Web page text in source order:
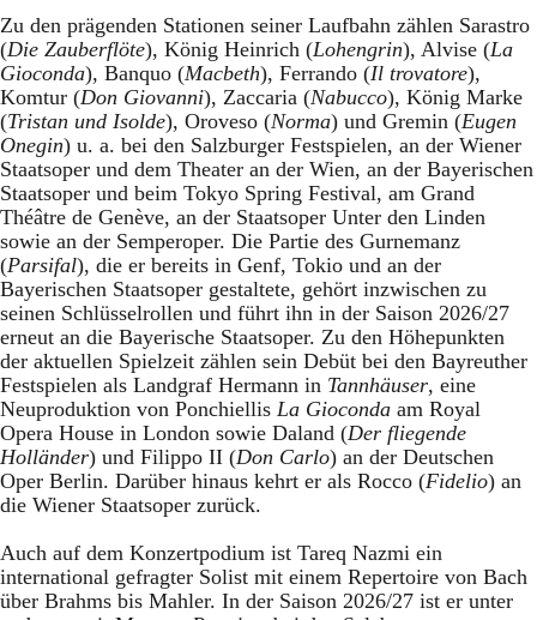
Zu den prägenden Stationen seiner Laufbahn zählen Sarastro
(Die Zauberflöte), König Heinrich (Lohengrin), Alvise (La
Gioconda), Banquo (Macbeth), Ferrando (Il trovatore),
Komtur (Don Giovanni), Zaccaria (Nabucco), König Marke
(Tristan und Isolde), Oroveso (Norma) und Gremin (Eugen
Onegin) u. a. bei den Salzburger Festspielen, an der Wiener
Staatsoper und dem Theater an der Wien, an der Bayerischen
Staatsoper und beim Tokyo Spring Festival, am Grand
Théâtre de Genève, an der Staatsoper Unter den Linden
sowie an der Semperoper. Die Partie des Gurnemanz
(Parsifal), die er bereits in Genf, Tokio und an der
Bayerischen Staatsoper gestaltete, gehört inzwischen zu
seinen Schlüsselrollen und führt ihn in der Saison 2026/27
erneut an die Bayerische Staatsoper. Zu den Höhepunkten
der aktuellen Spielzeit zählen sein Debüt bei den Bayreuther
Festspielen als Landgraf Hermann in Tannhäuser, eine
Neuproduktion von Ponchiellis La Gioconda am Royal
Opera House in London sowie Daland (Der fliegende
Holländer) und Filippo II (Don Carlo) an der Deutschen
Oper Berlin. Darüber hinaus kehrt er als Rocco (Fidelio) an
die Wiener Staatsoper zurück.
Auch auf dem Konzertpodium ist Tareq Nazmi ein
international gefragter Solist mit einem Repertoire von Bach
über Brahms bis Mahler. In der Saison 2026/27 ist er unter